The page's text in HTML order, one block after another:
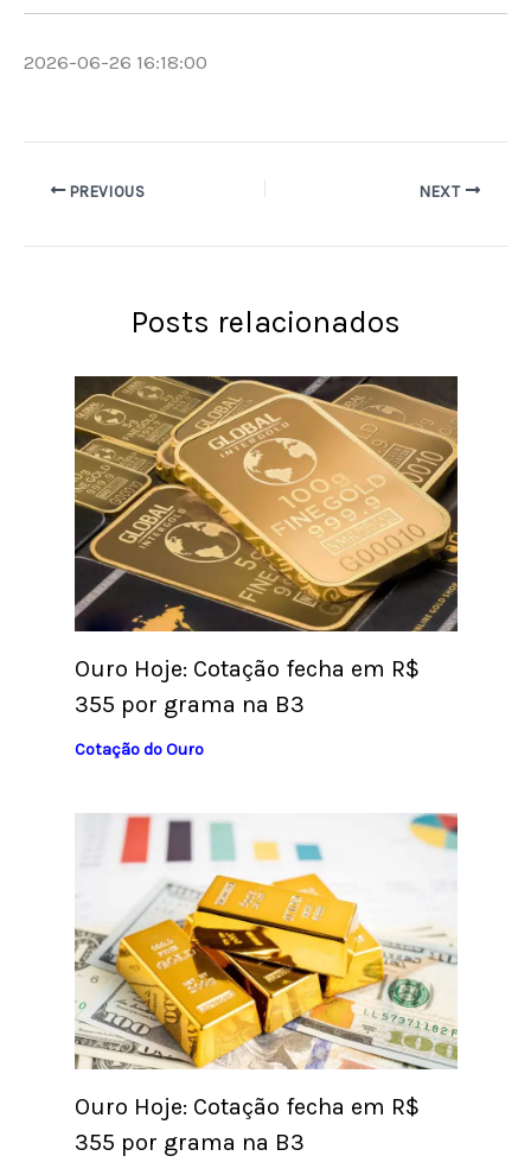
2026-06-26 16:18:00
PREVIOUS NEXT
Posts relacionados
Ouro Hoje: Cotação fecha em R$
355 por grama na B3
Cotação do Ouro
Ouro Hoje: Cotação fecha em R$
355 por grama na B3